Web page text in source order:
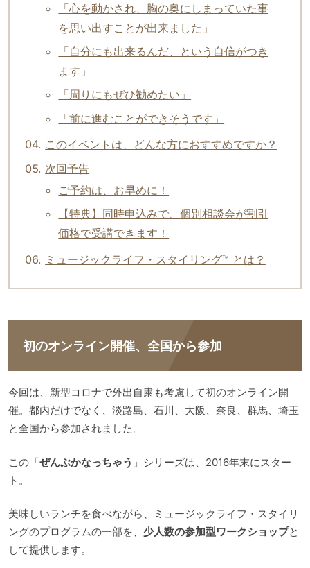
「心を動かされ、胸の奥にしまっていた事
を思い出すことが出来ました」
「自分にも出来るんだ、という自信がつき
ます」
「周りにもぜひ勧めたい」
「前に進むことができそうです」
このイベントは、どんな方におすすめですか？
次回予告
ご予約は、お早めに！
【特典】同時申込みで、個別相談会が割引
価格で受講できます！
ミュージックライフ・スタイリング™ とは？
初のオンライン開催、全国から参加
今回は、新型コロナで外出自粛も考慮して初のオンライン開
催。都内だけでなく、淡路島、石川、大阪、奈良、群馬、埼玉
と全国から参加されました。
この「ぜんぶかなっちゃう 」シリーズは、2016年末にスター
ト。
美味しいランチを食べながら、ミュージックライフ・スタイリ
ングのプログラムの一部を、 少人数の参加型ワークショップと
して提供します。